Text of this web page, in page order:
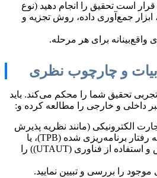
است تحقیق را انجام دهید (نوع
ابزار جمع‌آوری داده، روش تجزیه و
واقع‌بینانه برای هر مرحله.
و چارچوب نظری
تحقیق شما را محکم می‌کند. باید
داخلی و خارجی را مطالعه کرده و:
الکترونیکی (مانند نظریه پذیرش
فناوری (TAM)، نظریه رفتار برنامه‌ریزی شده (TPB)، یا
نظریه یکپارچه پذیرش و استفاده از فناوری (UTAUT)) را
را بررسی و تبیین نمایید.